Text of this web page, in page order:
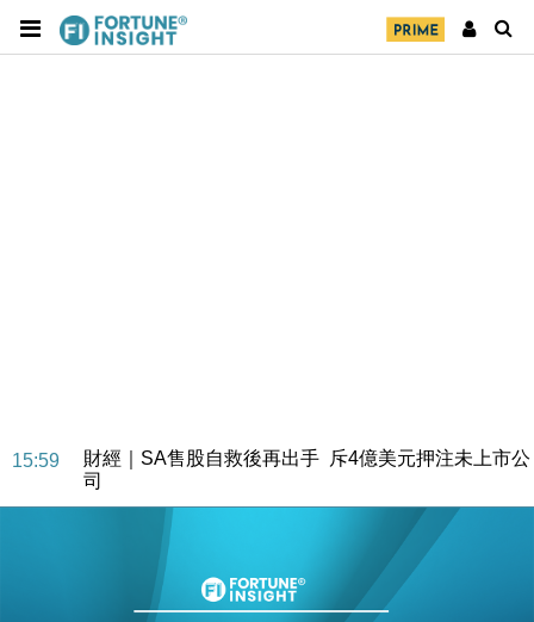
15:59
財經｜SA售股自救後再出手 斥4億美元押注未上市公
司
財經｜精星香港夥菜鳥拓全球智慧倉儲市場 加快海外
地產｜大酒店中期轉賺2300萬元 斥21億翻新香港及